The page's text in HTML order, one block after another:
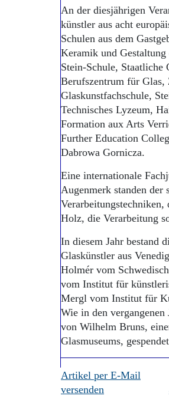
An der diesjährigen
künstler aus acht
Schulen aus dem
Keramik und
Stein-Schule, Staatliche
Berufszentrum für
Glaskunstfachschule,
Technisches Lyzeum,
Formation aux Arts
Further Education
Dabrowa Gornicza.
Eine internationale
Augenmerk standen der
Holz, die Verarbeitung
In diesem Jahr bestand
Glaskünstler aus
Holmér vom
vom Institut für
Mergl vom Institut für
Wie in den
von Wilhelm Bruns,
Glasmuseums,
Artikel per E-Mail
versenden